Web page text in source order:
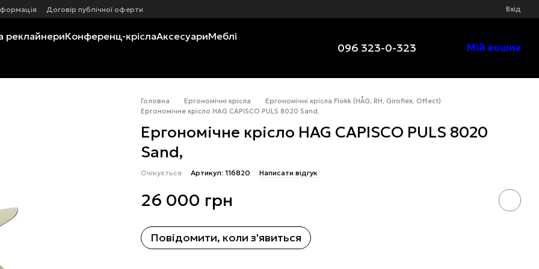
Договір публічної оферти Вхід
реклайнериКонференц-кріслаАксесуариМеблі
096 323-0-323 Мій кошик
Головна Ергономічні крісла
Ергономічні крісла Flokk (HÅG, RH, Giroflex, Offect)
Ергономічне крісло HAG CAPISCO PULS 8020 Sand,
Ергономічне крісло HAG CAPISCO PULS 8020
Sand,
Очікується Артикул: 116820 Написати відгук
26 000 грн
Повідомити, коли з'явиться